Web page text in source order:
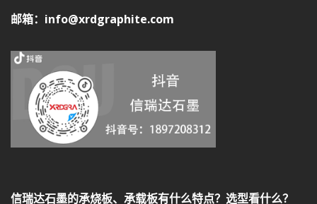
邮箱：info@xrdgraphite.com
信瑞达石墨的承烧板、承载板有什么特点？选型看什么？